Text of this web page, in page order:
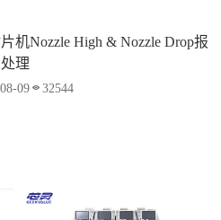
机Nozzle High & Nozzle Drop报
理
09 32544